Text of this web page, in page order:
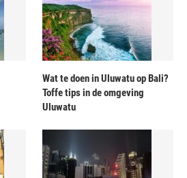
Wat te doen in Uluwatu op Bali?
Toffe tips in de omgeving
Uluwatu